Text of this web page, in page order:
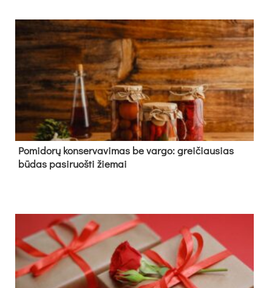
Pomidorų konservavimas be vargo: greičiausias
būdas pasiruošti žiemai